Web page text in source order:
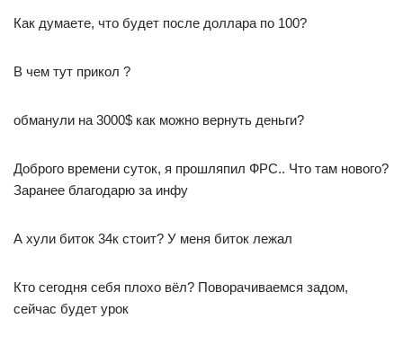
Как думаете, что будет после доллара по 100?
В чем тут прикол ?
обманули на 3000$ как можно вернуть деньги?
Доброго времени суток, я прошляпил ФРС.. Что там нового?
Заранее благодарю за инфу
А хули биток 34к стоит? У меня биток лежал
Кто сегодня себя плохо вёл? Поворачиваемся задом,
сейчас будет урок